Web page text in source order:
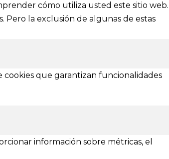
Aviso Legal
Política de Privacidad
cómo utiliza usted este sitio web.
Pero la exclusión de algunas de estas
cookies que garantizan funcionalidades
información sobre métricas, el